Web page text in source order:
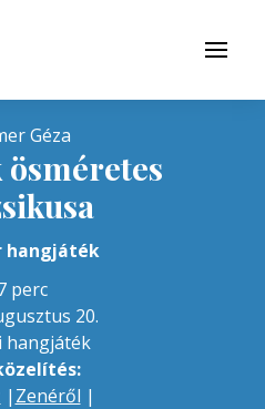
Menü
Géza
ösméretes
hangjáték
perc
20.
hangjáték
| Zenéről |